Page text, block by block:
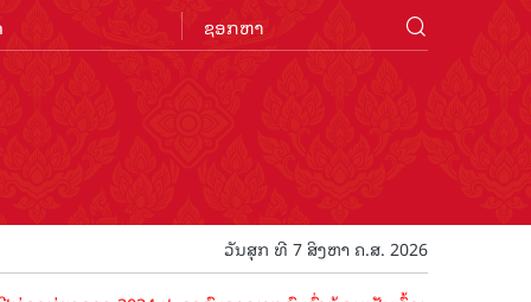
ວັນສຸກ ທີ 7 ສິງຫາ ຄ.ສ. 2026